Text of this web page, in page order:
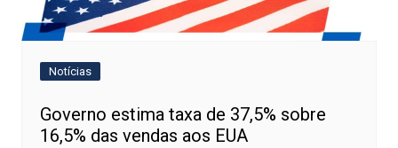
Notícias
Governo estima taxa de 37,5% sobre
16,5% das vendas aos EUA